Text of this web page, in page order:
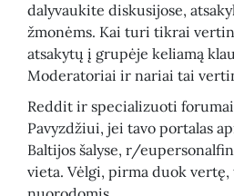
dalyvaukite diskusijose,
žmonėms. Kai turi tikrai
atsakytų į grupėje keliamą
Moderatoriai ir nariai tai
Reddit ir specializuoti
Pavyzdžiui, jei tavo portalas
Baltijos šalyse, r/
vieta. Vėlgi, pirma duok